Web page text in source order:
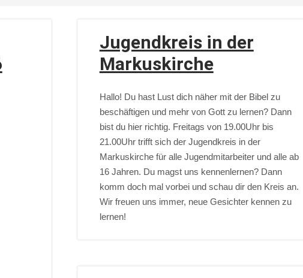
Jugendkreis in der
Markuskirche
Hallo! Du hast Lust dich näher mit der Bibel zu
beschäftigen und mehr von Gott zu lernen? Dann
bist du hier richtig. Freitags von 19.00Uhr bis
21.00Uhr trifft sich der Jugendkreis in der
Markuskirche für alle Jugendmitarbeiter und alle ab
16 Jahren. Du magst uns kennenlernen? Dann
komm doch mal vorbei und schau dir den Kreis an.
Wir freuen uns immer, neue Gesichter kennen zu
lernen!